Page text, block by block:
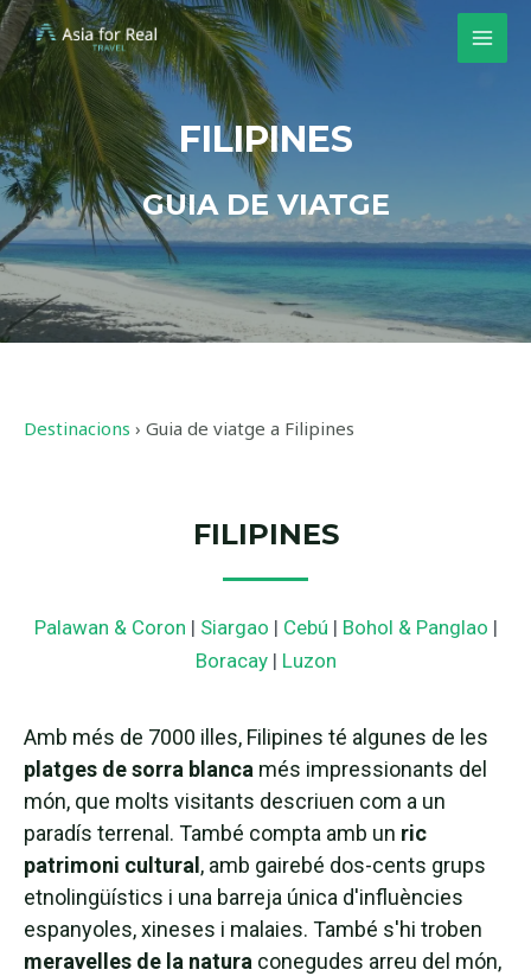
FILIPINES
GUIA DE VIATGE
Destinacions › Guia de viatge a Filipines
FILIPINES
Palawan & Coron | Siargao | Cebú | Bohol & Panglao |
Boracay| Luzon
Amb més de 7000 illes, Filipines té algunes de les
platges de sorra blanca més impressionants del
món, que molts visitants descriuen com a un
paradís terrenal. També compta amb un ric
patrimoni cultural , amb gairebé dos-cents grups
etnolingüístics i una barreja única d'influències
espanyoles, xineses i malaies. També s'hi troben
meravelles de la natura conegudes arreu del món,